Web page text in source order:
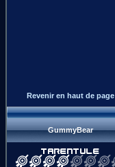
Revenir en haut de page
GummyBear